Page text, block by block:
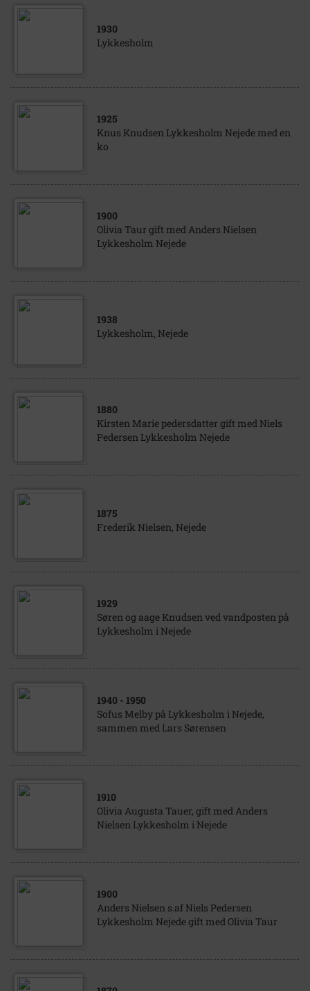
1930
Lykkesholm
1925
Knus Knudsen Lykkesholm Nejede med en
ko
1900
Olivia Taur gift med Anders Nielsen
Lykkesholm Nejede
1938
Lykkesholm, Nejede
1880
Kirsten Marie pedersdatter gift med Niels
Pedersen Lykkesholm Nejede
1875
Frederik Nielsen, Nejede
1929
Søren og aage Knudsen ved vandposten på
Lykkesholm i Nejede
1940 - 1950
Sofus Melby på Lykkesholm i Nejede,
sammen med Lars Sørensen
1910
Olivia Augusta Tauer, gift med Anders
Nielsen Lykkesholm i Nejede
1900
Anders Nielsen s.af Niels Pedersen
Lykkesholm Nejede gift med Olivia Taur